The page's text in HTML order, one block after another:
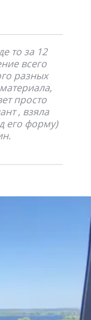
то за 12
всего
разных
просто
, взяла
его форму)